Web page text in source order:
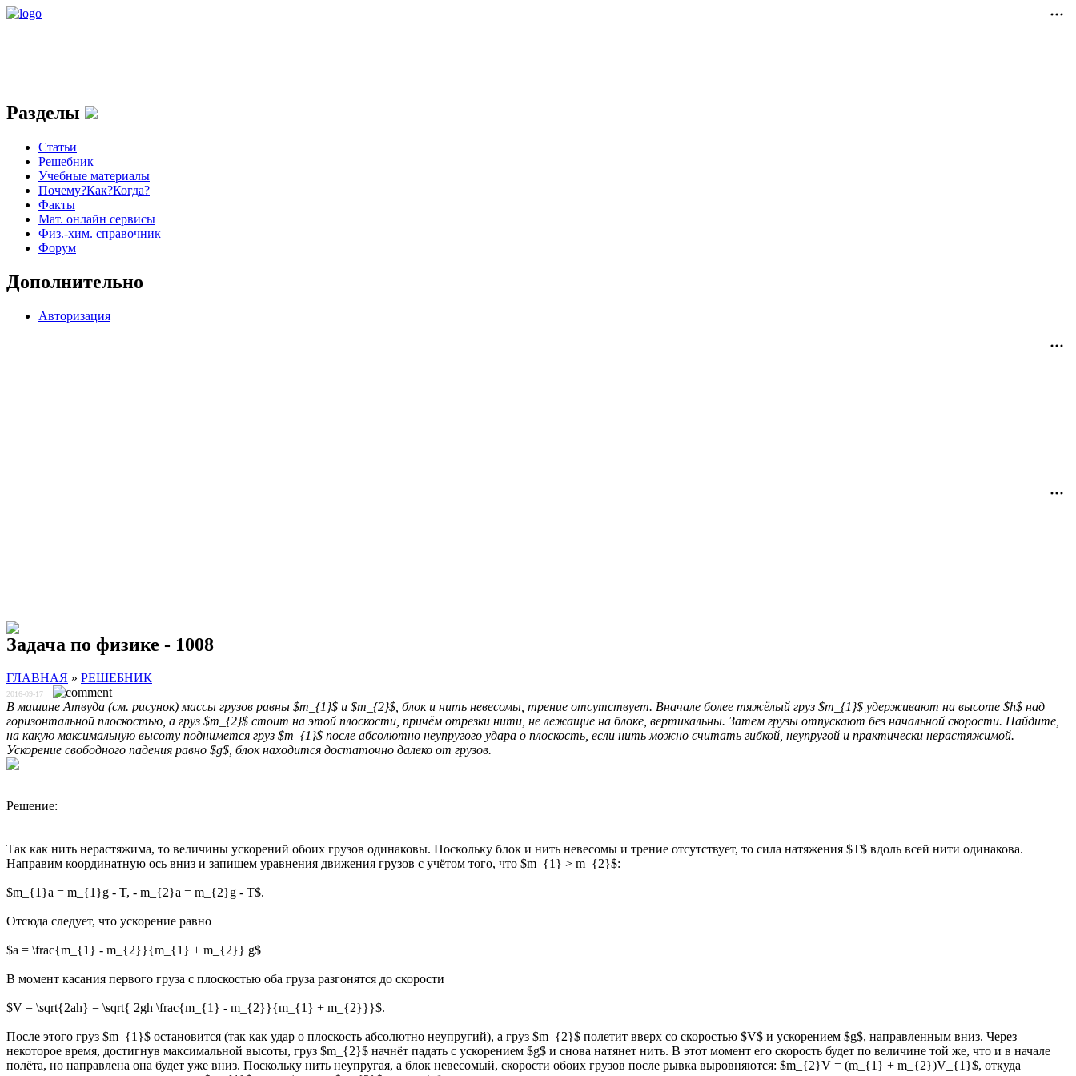
Разделы
Статьи
Решебник
Учебные материалы
Почему?Как?Когда?
Факты
Мат. онлайн сервисы
Физ.-хим. справочник
Форум
Дополнительно
Авторизация
Задача по физике - 1008
ГЛАВНАЯ » РЕШЕБНИК
2016-09-17
В машине Атвуда (см. рисунок) массы грузов равны $m_{1}$ и $m_{2}$, блок и нить невесомы, трение отсутствует. Вначале более тяжёлый груз $m_{1}$ удерживают на высоте $h$ над
горизонтальной плоскостью, а груз $m_{2}$ стоит на этой плоскости, причём отрезки нити, не лежащие на блоке, вертикальны. Затем грузы отпускают без начальной скорости. Найдите,
на какую максимальную высоту поднимется груз $m_{1}$ после абсолютно неупругого удара о плоскость, если нить можно считать гибкой, неупругой и практически нерастяжимой.
Ускорение свободного падения равно $g$, блок находится достаточно далеко от грузов.
Решение:
Так как нить нерастяжима, то величины ускорений обоих грузов одинаковы. Поскольку блок и нить невесомы и трение отсутствует, то сила натяжения $T$ вдоль всей нити одинакова.
Направим координатную ось вниз и запишем уравнения движения грузов с учётом того, что $m_{1} > m_{2}$:
$m_{1}a = m_{1}g - T, - m_{2}a = m_{2}g - T$.
Отсюда следует, что ускорение равно
$a = \frac{m_{1} - m_{2}}{m_{1} + m_{2}} g$
В момент касания первого груза с плоскостью оба груза разгонятся до скорости
$V = \sqrt{2ah} = \sqrt{ 2gh \frac{m_{1} - m_{2}}{m_{1} + m_{2}}}$.
После этого груз $m_{1}$ остановится (так как удар о плоскость абсолютно неупругий), а груз $m_{2}$ полетит вверх со скоростью $V$ и ускорением $g$, направленным вниз. Через
некоторое время, достигнув максимальной высоты, груз $m_{2}$ начнёт падать с ускорением $g$ и снова натянет нить. В этот момент его скорость будет по величине той же, что и в начале
полёта, но направлена она будет уже вниз. Поскольку нить неупругая, а блок невесомый, скорости обоих грузов после рывка выровняются: $m_{2}V = (m_{1} + m_{2})V_{1}$, откуда